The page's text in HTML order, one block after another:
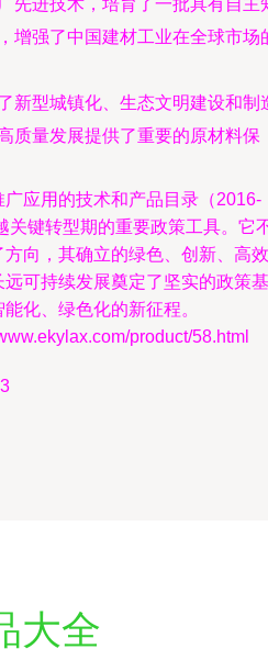
先进技术，培育了一批具有自主
增强了中国建材工业在全球市场
新型城镇化、生态文明建设和制
质量发展提供了重要的原材料保
应用的技术和产品目录（2016-
关键转型期的重要政策工具。它
向，其确立的绿色、创新、高效
可持续发展奠定了坚实的政策基
化、绿色化的新征程。
product/58.html
大全